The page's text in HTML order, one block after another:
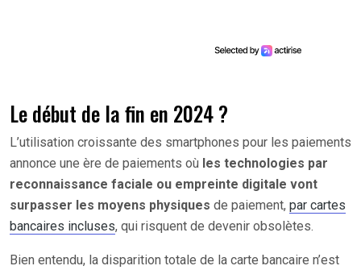
Le début de la fin en 2024 ?
L’utilisation croissante des smartphones pour les paiements
annonce une ère de paiements où les technologies par
reconnaissance faciale ou empreinte digitale vont
surpasser les moyens physiques de paiement, par cartes
bancaires incluses, qui risquent de devenir obsolètes.
Bien entendu, la disparition totale de la carte bancaire n’est